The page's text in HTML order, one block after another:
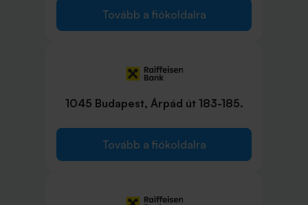
Tovább a fiókoldalra
1045 Budapest, Árpád út 183-185.
Tovább a fiókoldalra